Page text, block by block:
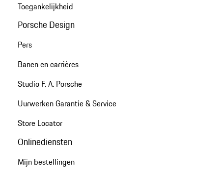
Toegankelijkheid
Porsche Design
Pers
Banen en carrières
Studio F. A. Porsche
Uurwerken Garantie & Service
Store Locator
Onlinediensten
Mijn bestellingen